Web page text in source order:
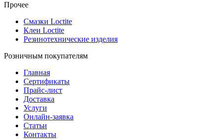
Прочее
Смазки Loctite
Клеи Loctite
Резинотехнические изделия
Розничным покупателям
Главная
Сертификаты
Прайс-лист
Доставка
Услуги
Онлайн-заявка
Статьи
Контакты